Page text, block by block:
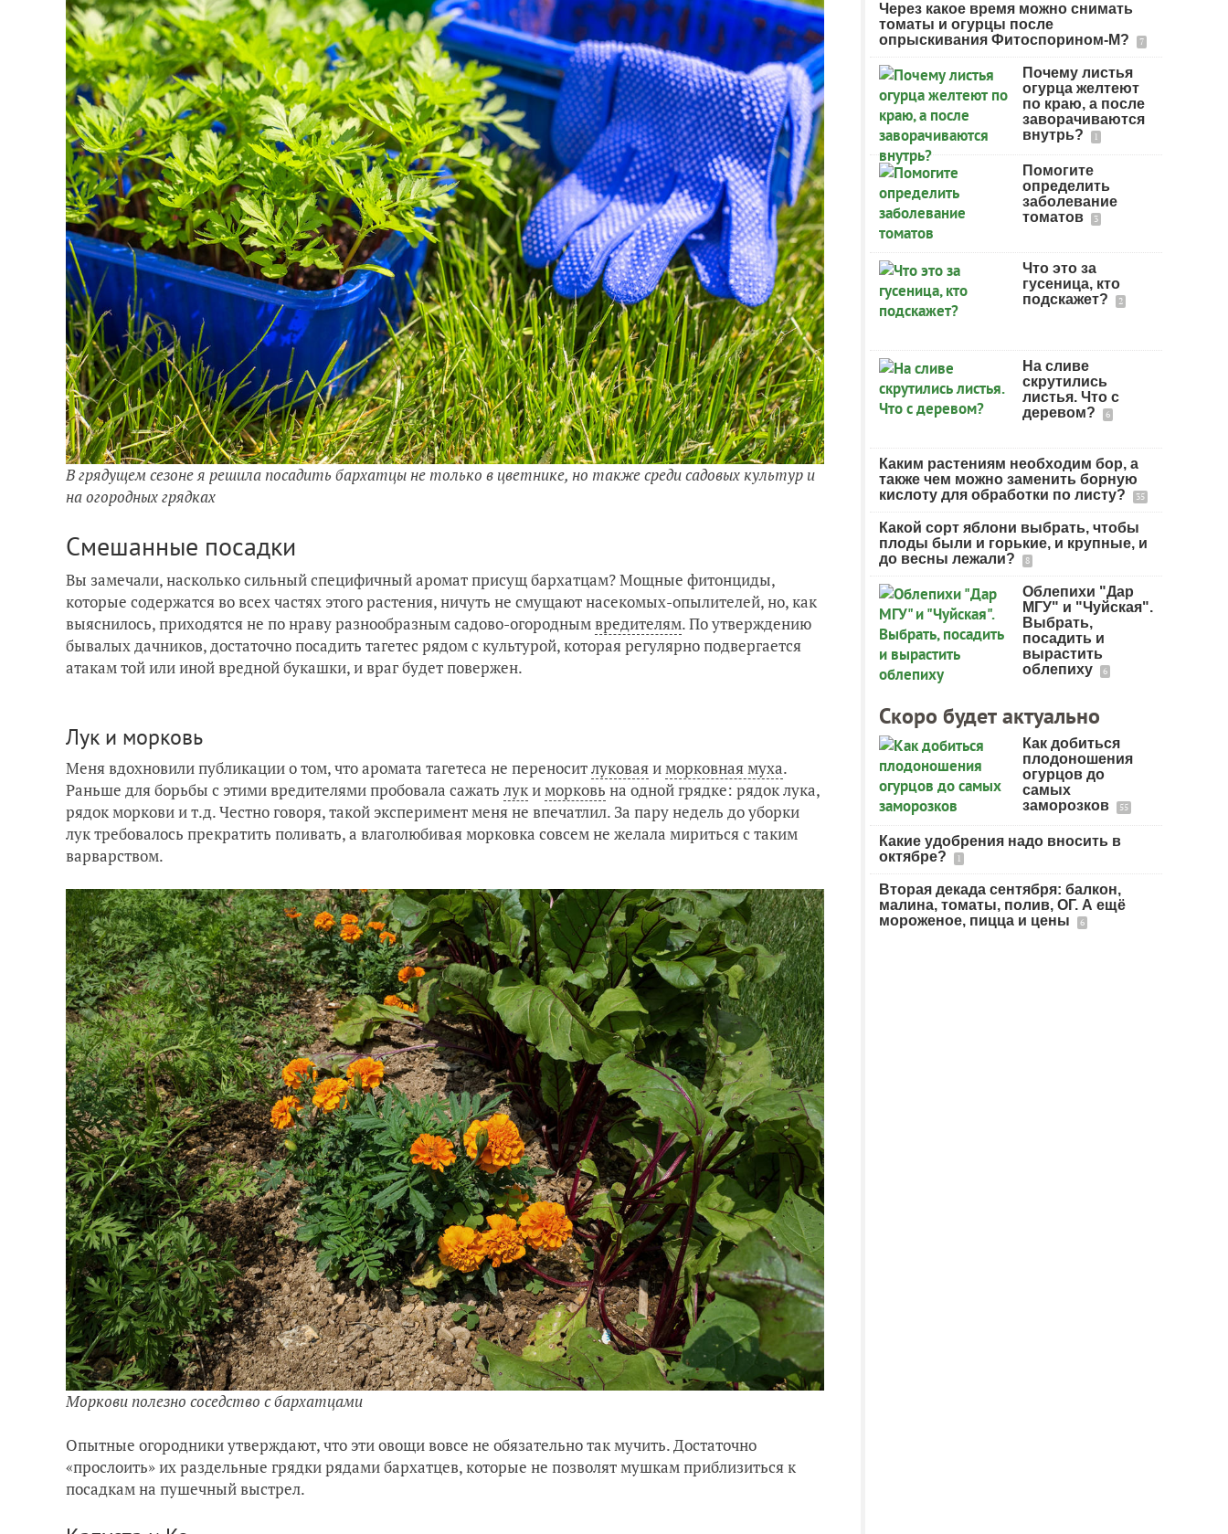
В грядущем сезоне я решила посадить бархатцы не только в цветнике, но также среди садовых культур и
на огородных грядках
Смешанные посадки
Вы замечали, насколько сильный специфичный аромат присущ бархатцам? Мощные фитонциды,
которые содержатся во всех частях этого растения, ничуть не смущают насекомых-опылителей, но, как
выяснилось, приходятся не по нраву разнообразным садово-огороднымвредителям. По утверждению
бывалых дачников, достаточно посадить тагетес рядом с культурой, которая регулярно подвергается
атакам той или иной вредной букашки, и враг будет повержен.
Лук и морковь
Меня вдохновили публикации о том, что аромата тагетеса не переноситлуковаяи морковная муха.
Раньше для борьбы с этими вредителями пробовала сажать луки морковь на одной грядке: рядок лука,
рядок моркови и т.д. Честно говоря, такой эксперимент меня не впечатлил. За пару недель до уборки
лук требовалось прекратить поливать, а влаголюбивая морковка совсем не желала мириться с таким
варварством.
Моркови полезно соседство с бархатцами
Опытные огородники утверждают, что эти овощи вовсе не обязательно так мучить. Достаточно
«прослоить» их раздельные грядки рядами бархатцев, которые не позволят мушкам приблизиться к
посадкам на пушечный выстрел.
Через какое время можно снимать
томаты и огурцы после
опрыскивания Фитоспорином-М?
7
Почему листья
огурца желтеют
по краю, а после
заворачиваются
внутрь?
1
Помогите
определить
заболевание
томатов
3
Что это за
гусеница, кто
подскажет?
2
На сливе
скрутились
листья. Что с
деревом?
6
Каким растениям необходим бор, а
также чем можно заменить борную
кислоту для обработки по листу?
35
Какой сорт яблони выбрать, чтобы
плоды были и горькие, и крупные, и
до весны лежали?
8
Облепихи "Дар
МГУ" и "Чуйская".
Выбрать,
посадить и
вырастить
облепиху
6
Скоро будет актуально
Как добиться
плодоношения
огурцов до
самых
заморозков
55
Какие удобрения надо вносить в
октябре?
1
Вторая декада сентября: балкон,
малина, томаты, полив, ОГ. А ещё
мороженое, пицца и цены
6